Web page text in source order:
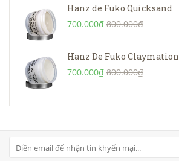
Hanz de Fuko Quicksand
700.000₫ 800.000₫
Hanz De Fuko Claymation
700.000₫ 800.000₫